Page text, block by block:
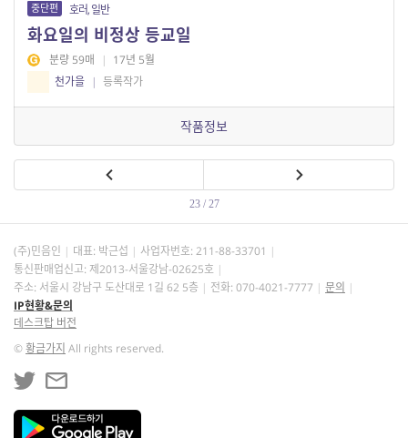
중단편 호러, 일반
화요일의 비정상 등교일
분량 59매 | 17년 5월
천가을 | 등록작가
작품정보
23 / 27
(주)민음인 대표: 박근섭 사업자번호: 211-88-33701
통신판매업신고: 제2013-서울강남-02625호
주소: 서울시 강남구 도산대로 1길 62 5층
전화: 070-4021-7777
문의
IP현황&문의
데스크탑 버전
©황금가지 All rights reserved.